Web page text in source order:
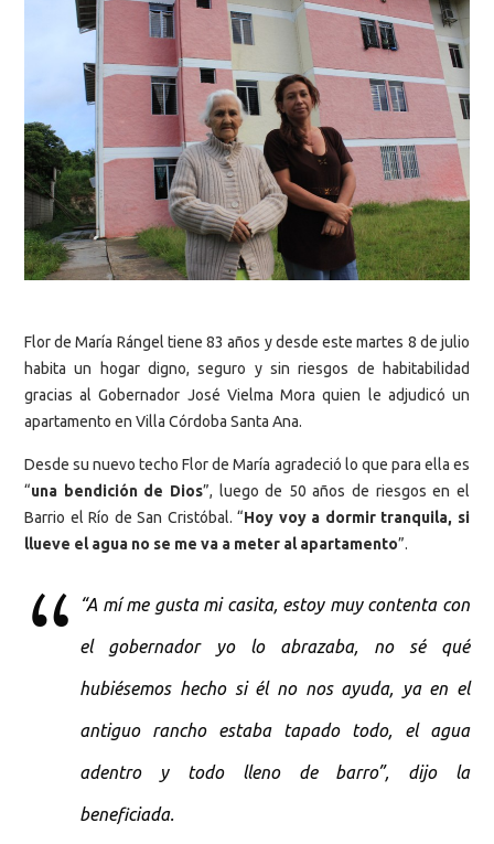
Flor de María Rángel tiene 83 años y desde este martes 8 de julio
habita un hogar digno, seguro y sin riesgos de habitabilidad
gracias al Gobernador José Vielma Mora quien le adjudicó un
apartamento en Villa Córdoba Santa Ana.
Desde su nuevo techo Flor de María agradeció lo que para ella es
“una bendición de Dios”, luego de 50 años de riesgos en el
Barrio el Río de San Cristóbal. “Hoy voy a dormir tranquila, si
llueve el agua no se me va a meter al apartamento”.
“A mí me gusta mi casita, estoy muy contenta con
el gobernador yo lo abrazaba, no sé qué
hubiésemos hecho si él no nos ayuda, ya en el
antiguo rancho estaba tapado todo, el agua
adentro y todo lleno de barro”, dijo la
beneficiada.